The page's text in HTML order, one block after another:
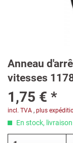
Anneau
vitesses
1,75 € *
incl. TVA , plus
En stock,